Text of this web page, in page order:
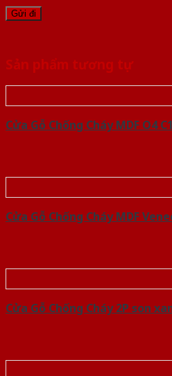
Sản phẩm tương tự
Cửa Gỗ Chống Cháy MDF O4
Cửa Gỗ Chống Cháy MDF
Cửa Gỗ Chống Cháy 2P son